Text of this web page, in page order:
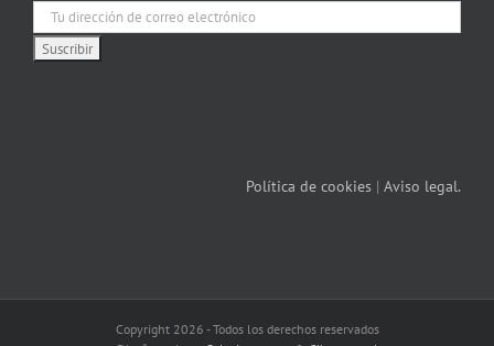
Política de cookies | Aviso legal.
Copyright 2026 - Todos los derechos reservados